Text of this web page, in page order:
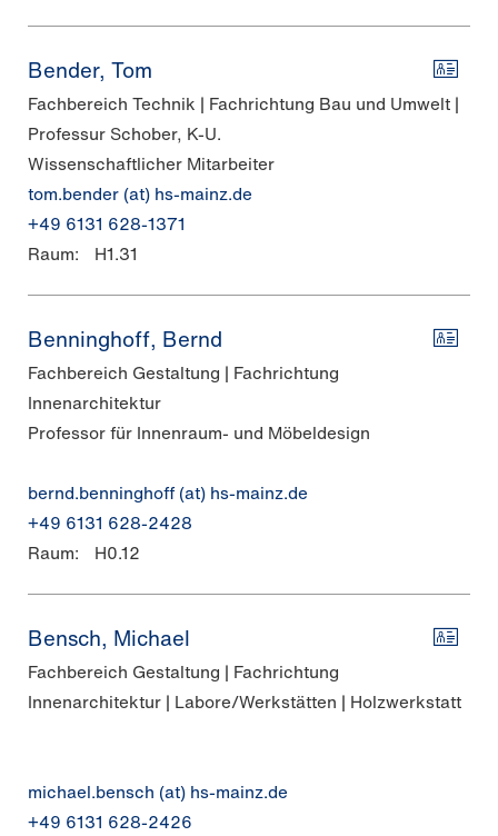
Bender, Tom
Fachbereich Technik | Fachrichtung Bau und Umwelt |
Professur Schober, K-U.
Wissenschaftlicher Mitarbeiter
tom.bender (at) hs-mainz.de
+49 6131 628-1371
Raum:
H1.31
Benninghoff, Bernd
Fachbereich Gestaltung | Fachrichtung
Innenarchitektur
Professor für Innenraum- und Möbeldesign
bernd.benninghoff (at) hs-mainz.de
+49 6131 628-2428
Raum:
H0.12
Bensch, Michael
Fachbereich Gestaltung | Fachrichtung
Innenarchitektur | Labore/Werkstätten | Holzwerkstatt
michael.bensch (at) hs-mainz.de
+49 6131 628-2426